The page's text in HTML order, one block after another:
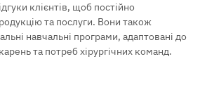
клієнтів, щоб постійно
та послуги. Вони також
навчальні програми, адаптовані до
та потреб хірургічних команд.